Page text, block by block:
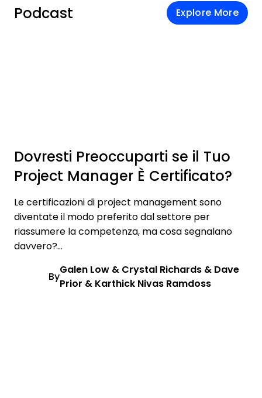
Podcast Explore More
Dovresti Preoccuparti se il Tuo
Project Manager È Certificato?
Le certificazioni di project management sono
diventate il modo preferito dal settore per
riassumere la competenza, ma cosa segnalano
davvero?...
By
Galen Low & Crystal Richards & Dave
Prior & Karthick Nivas Ramdoss